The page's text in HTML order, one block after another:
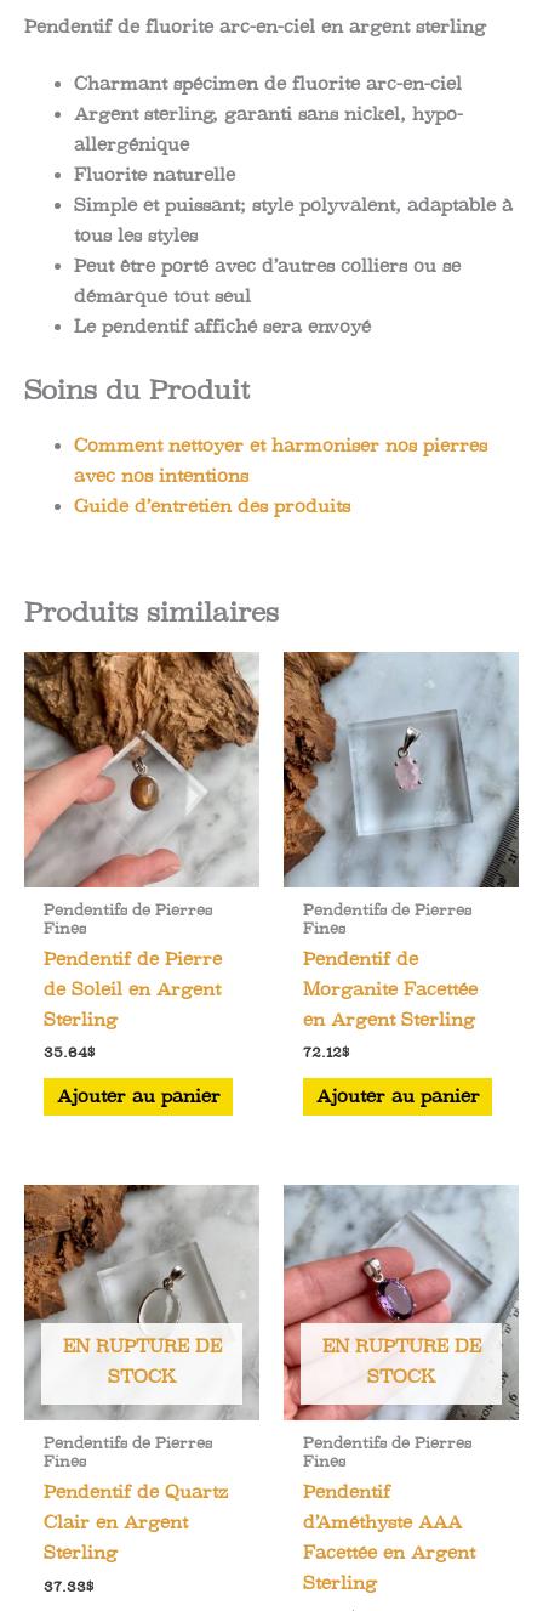
Pendentif de fluorite arc-en-ciel en argent sterling
Charmant spécimen de fluorite arc-en-ciel
Argent sterling, garanti sans nickel, hypo-
allergénique
Fluorite naturelle
Simple et puissant; style polyvalent, adaptable à
tous les styles
Peut être porté avec d’autres colliers ou se
démarque tout seul
Le pendentif affiché sera envoyé
Soins du Produit
Comment nettoyer et harmoniser nos pierres
avec nos intentions
Guide d’entretien des produits
Produits similaires
Pendentifs de Pierres
Fines
Pendentif de Pierre
de Soleil en Argent
Sterling
35.64$
Ajouter au panier
Pendentifs de Pierres
Fines
Pendentif de
Morganite Facettée
en Argent Sterling
72.12$
Ajouter au panier
EN RUPTURE DE
STOCK
Pendentifs de Pierres
Fines
Pendentif de Quartz
Clair en Argent
Sterling
37.33$
EN RUPTURE DE
STOCK
Pendentifs de Pierres
Fines
Pendentif
d’Améthyste AAA
Facettée en Argent
Sterling